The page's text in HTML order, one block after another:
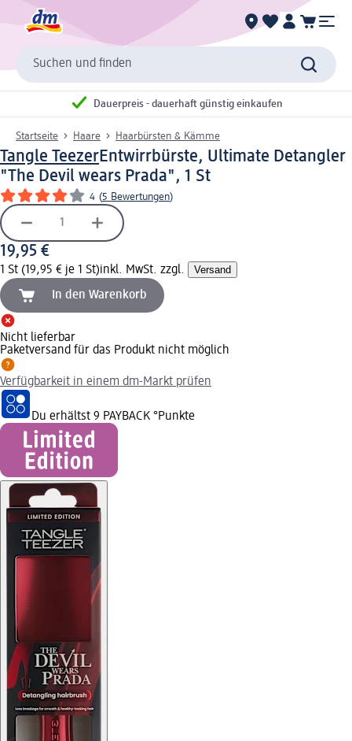
Suchen und finden
Dauerpreis - dauerhaft günstig einkaufen
Startseite Haare Haarbürsten & Kämme
Tangle TeezerEntwirrbürste, Ultimate Detangler
"The Devil wears Prada", 1 St
4 (5 Bewertungen)
19,95 €
1 St (19,95 € je 1 St)inkl. MwSt. zzgl. Versand
In den Warenkorb
Nicht lieferbar
Paketversand für das Produkt nicht möglich
Verfügbarkeit in einem dm-Markt prüfen
Du erhältst 9 PAYBACK °Punkte